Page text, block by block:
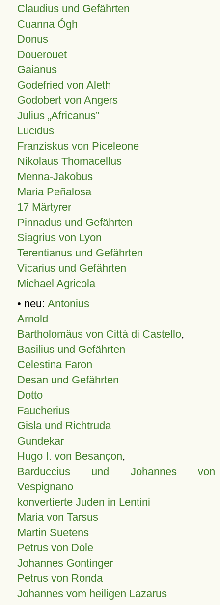
Claudius und Gefährten
Cuanna Ógh
Donus
Douerouet
Gaianus
Godefried von Aleth
Godobert von Angers
Julius Africanus
Lucidus
Franziskus von Piceleone
Nikolaus Thomacellus
Menna-Jakobus
Maria Peñalosa
17 Märtyrer
Pinnadus und Gefährten
Siagrius von Lyon
Terentianus und Gefährten
Vicarius und Gefährten
Michael Agricola
• neu: Antonius
Arnold
Bartholomäus von Città di Castello,
Basilius und Gefährten
Celestina Faron
Desan und Gefährten
Dotto
Faucherius
Gisla und Richtruda
Gundekar
Hugo I. von Besançon,
Barduccius und Johannes von
Vespignano
konvertierte Juden in Lentini
Maria von Tarsus
Martin Suetens
Petrus von Dole
Johannes Gontinger
Petrus von Ronda
Johannes vom heiligen Lazarus